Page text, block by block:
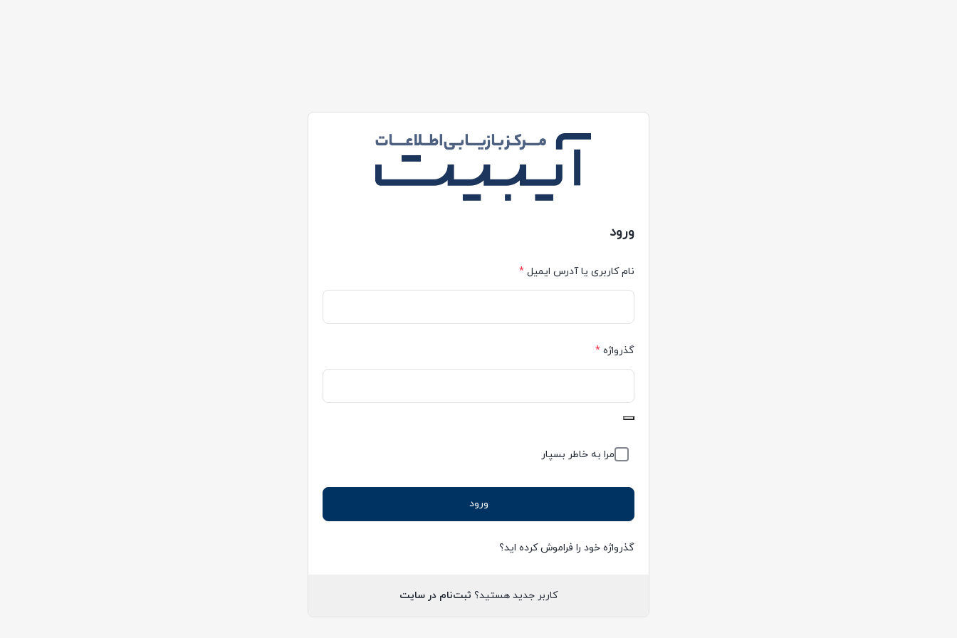
ورود
نام کاربری یا آدرس ایمیل *الزامی
گذرواژه *الزامی
مرا به خاطر بسپار
ورود
گذرواژه خود را فراموش کرده اید؟
کاربر جدید هستید؟ ثبت‌نام در سایت